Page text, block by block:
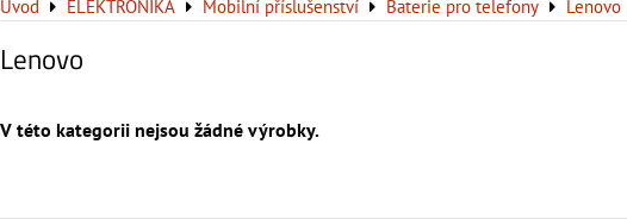
Úvod ELEKTRONIKA Mobilní příslušenství Baterie pro telefony Lenovo
Lenovo